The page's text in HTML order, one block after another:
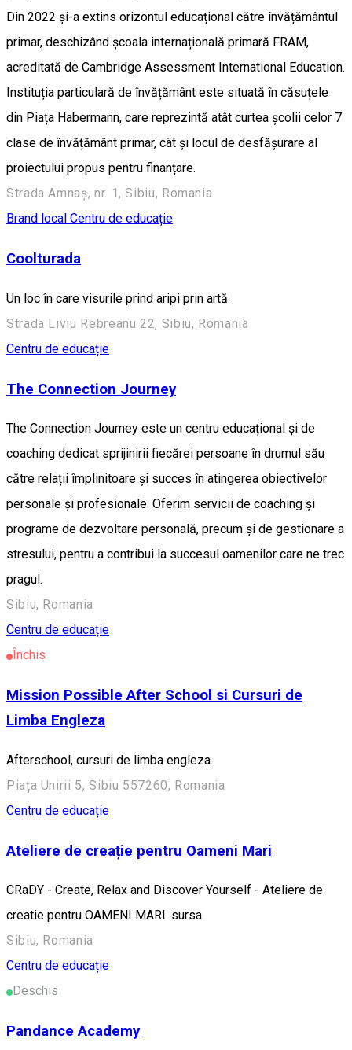
Din 2022 și-a extins orizontul educațional către învățământul
primar, deschizând școala internațională primară FRAM,
acreditată de Cambridge Assessment International Education.
Instituția particulară de învățământ este situată în căsuțele
din Piața Habermann, care reprezintă atât curtea școlii celor 7
clase de învățământ primar, cât și locul de desfășurare al
proiectului propus pentru finanțare.
Strada Amnaș, nr. 1, Sibiu, Romania
Brand local Centru de educație
Coolturada
Un loc în care visurile prind aripi prin artă.
Strada Liviu Rebreanu 22, Sibiu, Romania
Centru de educație
The Connection Journey
The Connection Journey este un centru educațional și de
coaching dedicat sprijinirii fiecărei persoane în drumul său
către relații împlinitoare și succes în atingerea obiectivelor
personale și profesionale. Oferim servicii de coaching și
programe de dezvoltare personală, precum și de gestionare a
stresului, pentru a contribui la succesul oamenilor care ne trec
pragul.
Sibiu, Romania
Centru de educație
Închis
Mission Possible After School si Cursuri de
Limba Engleza
Afterschool, cursuri de limba engleza.
Piața Unirii 5, Sibiu 557260, Romania
Centru de educație
Ateliere de creație pentru Oameni Mari
CRaDY - Create, Relax and Discover Yourself - Ateliere de
creatie pentru OAMENI MARI. sursa
Sibiu, Romania
Centru de educație
Deschis
Pandance Academy